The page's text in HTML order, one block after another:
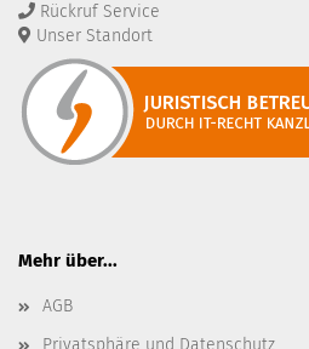
Rückruf Service
Unser Standort
Mehr über...
AGB
Privatsphäre und Datenschutz